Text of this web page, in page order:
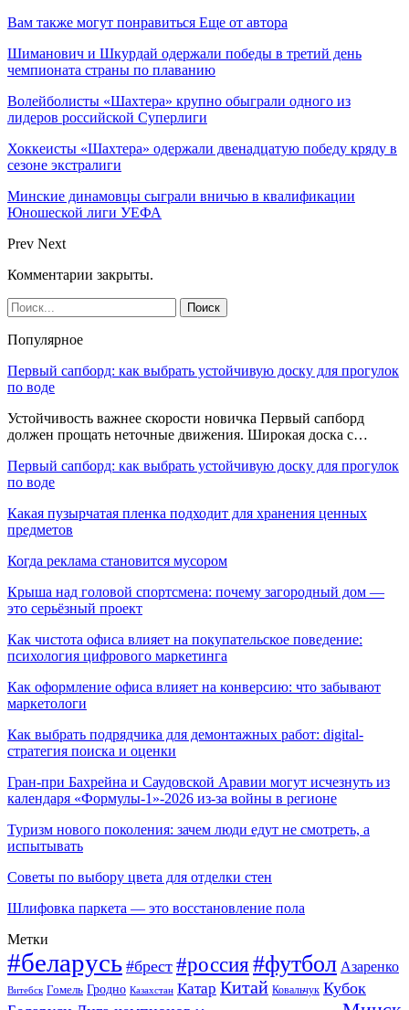
Вам также могут понравиться Еще от автора
Шиманович и Шкурдай одержали победы в третий день
чемпионата страны по плаванию
Волейболисты «Шахтера» крупно обыграли одного из
лидеров российской Суперлиги
Хоккеисты «Шахтера» одержали двенадцатую победу кряду в
сезоне экстралиги
Минские динамовцы сыграли вничью в квалификации
Юношеской лиги УЕФА
Prev Next
Комментарии закрыты.
Популярное
Первый сапборд: как выбрать устойчивую доску для прогулок
по воде
Устойчивость важнее скорости новичка Первый сапборд
должен прощать неточные движения. Широкая доска с…
Первый сапборд: как выбрать устойчивую доску для прогулок
по воде
Какая пузырчатая пленка подходит для хранения ценных
предметов
Когда реклама становится мусором
Крыша над головой спортсмена: почему загородный дом —
это серьёзный проект
Как чистота офиса влияет на покупательское поведение:
психология цифрового маркетинга
Как оформление офиса влияет на конверсию: что забывают
маркетологи
Как выбрать подрядчика для демонтажных работ: digital-
стратегия поиска и оценки
Гран-при Бахрейна и Саудовской Аравии могут исчезнуть из
календаря «Формулы-1»-2026 из-за войны в регионе
Туризм нового поколения: зачем люди едут не смотреть, а
испытывать
Советы по выбору цвета для отделки стен
Шлифовка паркета — это восстановление пола
Метки
#беларусь #брест #россия#футбол Азаренко
Витебск Гомель Гродно Казахстан Катар Китай Ковальчук Кубок